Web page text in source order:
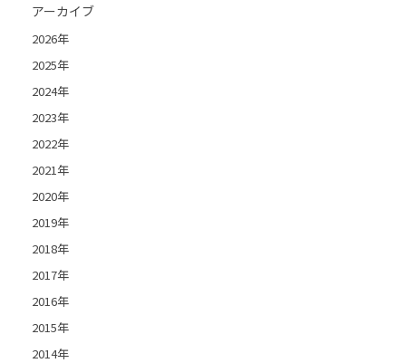
アーカイブ
2026年
2025年
2024年
2023年
2022年
2021年
2020年
2019年
2018年
2017年
2016年
2015年
2014年